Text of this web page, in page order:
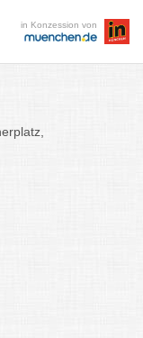
in Konzession von